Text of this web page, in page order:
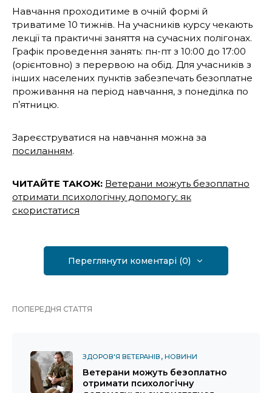
Навчання проходитиме в очній формі й
триватиме 10 тижнів. На учасників курсу чекають
лекції та практичні заняття на сучасних полігонах.
Графік проведення занять: пн-пт з 10:00 до 17:00
(орієнтовно) з перервою на обід. Для учасників з
інших населених пунктів забезпечать безоплатне
проживання на період навчання, з понеділка по
пʼятницю.
Зареєструватися на навчання можна за
посиланням.
ЧИТАЙТЕ ТАКОЖ: Ветерани можуть безоплатно
отримати психологічну допомогу: як
скористатися
Переглянути коментарі (0)
ПОПЕРЕДНЯ СТАТТЯ
ЗДОРОВ'Я ВЕТЕРАНІВ НОВИНИ
Ветерани можуть безоплатно
отримати психологічну